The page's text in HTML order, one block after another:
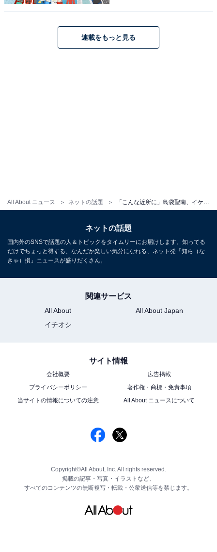
All About ニュース ネットの話題
連載をもっと見る
ネットの話題
国内外のSNSで話題の人＆トピックをタイムリーにお届けします。知ってる
だけでちょっと得する、なんだか楽しい気分になれる、ネット発「知ら（な
きゃ）損」ニュースが盛りだくさん。
関連サービス
All About
All About Japan
イチオシ
サイト情報
会社概要
広告掲載
プライバシーポリシー
著作権・商標・免責事項
当サイトの情報についての注意
All About ニュースについて
Copyright©All About, Inc. All rights reserved.
掲載の記事・写真・イラストなど、
すべてのコンテンツの無断複写・転載・公衆送信等を禁じます。